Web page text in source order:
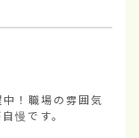
！職場の雰囲気
慢です。